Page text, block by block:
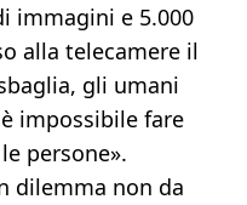
immagini e 5.000
alla telecamere il
gli umani
impossibile fare
persone».
dilemma non da